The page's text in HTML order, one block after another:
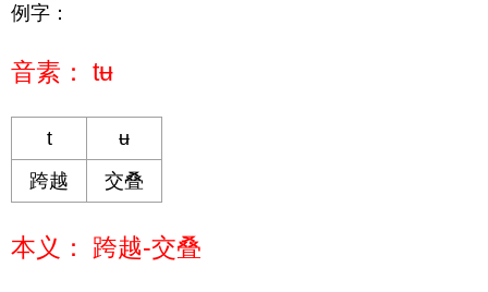
例字：
音素： tʉ
t
ʉ
跨越
交叠
本义： 跨越-交叠